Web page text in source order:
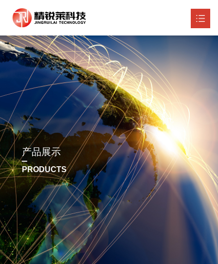
网站首页
关于我们
产品展示
新闻资讯
诚招代理
联系我们 
产品展示
PRODUCTS